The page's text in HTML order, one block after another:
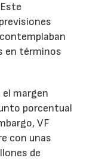
en términos
el margen
porcentual
VF
con unas
de